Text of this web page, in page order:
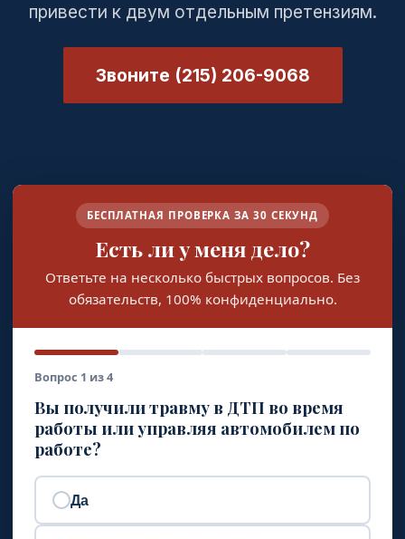
привести к двум отдельным претензиям.
Звоните (215) 206-9068
БЕСПЛАТНАЯ ПРОВЕРКА ЗА 30 СЕКУНД
Есть ли у меня дело?
Ответьте на несколько быстрых вопросов. Без
обязательств, 100% конфиденциально.
Вопрос 1 из 4
Вы получили травму в ДТП во время
работы или управляя автомобилем по
работе?
Да